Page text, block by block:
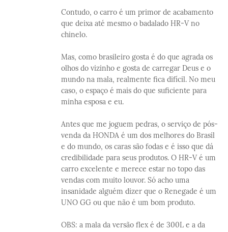
Contudo, o carro é um primor de acabamento
que deixa até mesmo o badalado HR-V no
chinelo.
Mas, como brasileiro gosta é do que agrada os
olhos do vizinho e gosta de carregar Deus e o
mundo na mala, realmente fica difícil. No meu
caso, o espaço é mais do que suficiente para
minha esposa e eu.
Antes que me joguem pedras, o serviço de pós-
venda da HONDA é um dos melhores do Brasil
e do mundo, os caras são fodas e é isso que dá
credibilidade para seus produtos. O HR-V é um
carro excelente e merece estar no topo das
vendas com muito louvor. Só acho uma
insanidade alguém dizer que o Renegade é um
UNO GG ou que não é um bom produto.
OBS: a mala da versão flex é de 300L e a da